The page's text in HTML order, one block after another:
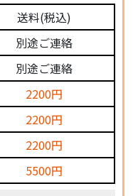
送料(税込)
別途ご連絡
別途ご連絡
2200円
2200円
2200円
5500円